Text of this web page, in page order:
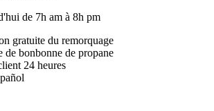
de 7h am à 8h pm
gratuite du remorquage
de bonbonne de propane
24 heures